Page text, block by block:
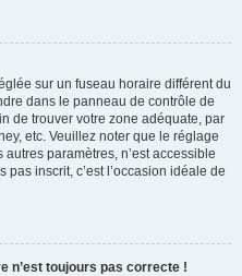
sur un fuseau horaire différent du
dans le panneau de contrôle de
de trouver votre zone adéquate, par
etc. Veuillez noter que le réglage
paramètres, n’est accessible
pas inscrit, c’est l’occasion idéale de
n’est toujours pas correcte !